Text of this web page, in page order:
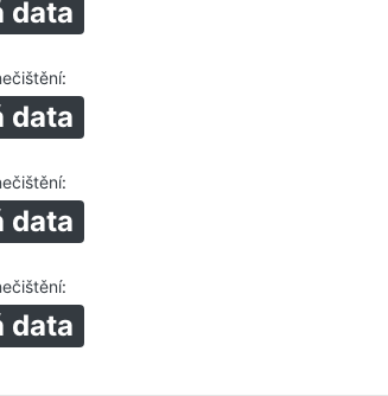
data
:
data
:
data
:
data